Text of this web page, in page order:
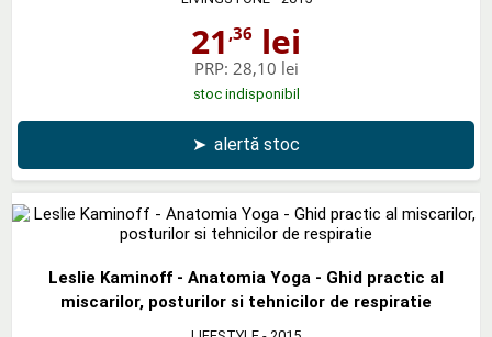
21 ,36 lei
PRP: 28,10 lei
stoc indisponibil
➤ alertă stoc
Leslie Kaminoff - Anatomia Yoga - Ghid practic al
miscarilor, posturilor si tehnicilor de respiratie